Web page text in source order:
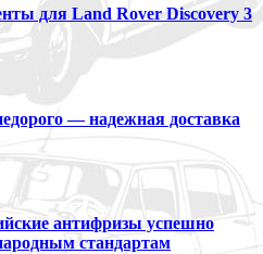
для Land Rover Discovery 3
— надежная доставка
антифризы успешно
стандартам